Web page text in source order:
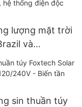
lượng mặt trời
và
sin thuần túy